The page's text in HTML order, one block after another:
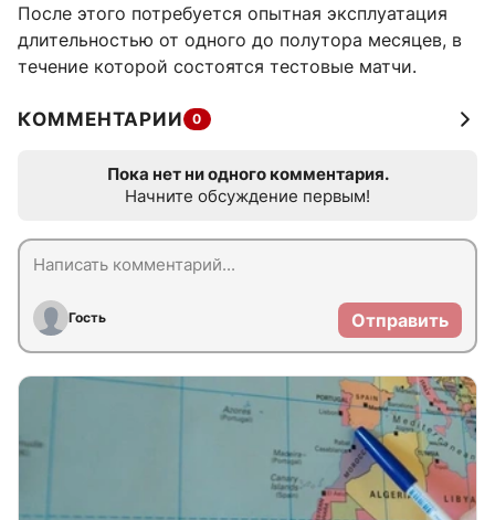
После этого потребуется опытная эксплуатация
длительностью от одного до полутора месяцев, в
течение которой состоятся тестовые матчи.
КОММЕНТАРИИ 0
Пока нет ни одного комментария.
Начните обсуждение первым!
Гость Отправить